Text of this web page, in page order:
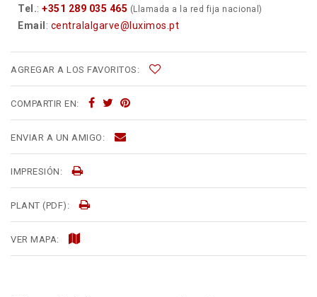
Tel.: +351 289 035 465 (Llamada a la red fija nacional)
Email : centralalgarve@luximos.pt
AGREGAR A LOS FAVORITOS:
COMPARTIR EN:
ENVIAR A UN AMIGO:
IMPRESIÓN:
PLANT (PDF):
VER MAPA: